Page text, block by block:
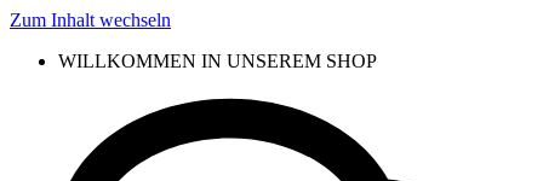
Zum Inhalt wechseln
WILLKOMMEN IN UNSEREM SHOP